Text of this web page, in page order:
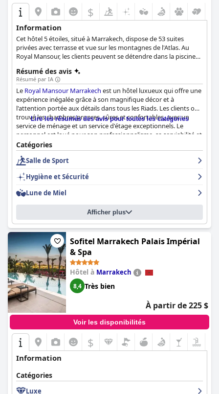
$
Information
Cet hôtel 5 étoiles, situé à Marrakech, dispose de 53 suites
privées avec terrasse et vue sur les montagnes de l'Atlas. Au
Royal Mansour, les clients peuvent se détendre dans la piscine
L'hôtel propose également des services d'affaires et de mariage
à toute personne intéressée.
Résumé des avis
Résumé par IA
Le Royal Mansour Marrakech est un hôtel luxueux qui offre une
expérience inégalée grâce à son magnifique décor et à
l'attention portée aux détails dans tous les Riads. Les clients ont
trouvé les chambres propres, sûres et confortables, avec un
service de ménage et un service d'étage exceptionnels. Le
personnel est loué pour son professionnalisme, sa serviabilité et
son amabilité, offrant un très haut niveau d'hospitalité qui place
l'hôtel au sommet de l'industrie hôtelière de luxe. Bien que
certains clients aient eu des difficultés à communiquer avec le
positif. L'hôtel fait partie des prestigieux Leading Hotels of the
World et les clients décrivent leurs séjours comme tout à fait
exceptionnels.
Lire les résumés des avis pour toutes les catégories
Catégories
Salle de Sport
Hygiène et Sécurité
Lune de Miel
Afficher plus
Sofitel Marrakech Palais Impérial
& Spa
Hôtel à Marrakech
8,4 Très bien
À partir de 225 $
Voir les disponibilités
$
Information
Catégories
Luxe